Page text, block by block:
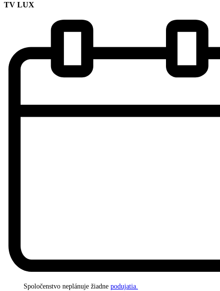
TV LUX
Spoločenstvo neplánuje žiadne podujatia.